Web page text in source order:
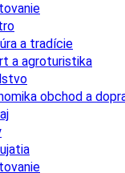
a tradície
a agroturistika
obchod a